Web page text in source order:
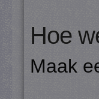
Hoe
Maak